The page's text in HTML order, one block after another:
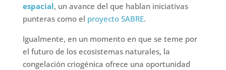
espacial, un avance del que hablan iniciativas
punteras como el proyecto SABRE.
Igualmente, en un momento en que se teme por
el futuro de los ecosistemas naturales, la
congelación criogénica ofrece una oportunidad